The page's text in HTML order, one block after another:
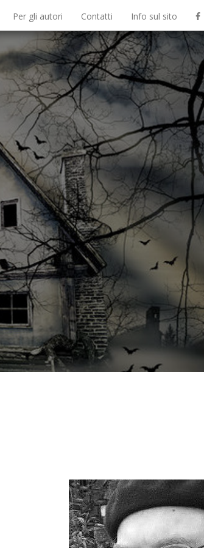
Per gli autori Contatti Info sul sito